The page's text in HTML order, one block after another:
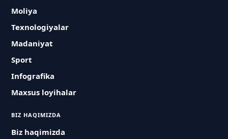
Moliya
Texnologiyalar
Madaniyat
Sport
Infografika
Maxsus loyihalar
BIZ HAQIMIZDA
Biz haqimizda